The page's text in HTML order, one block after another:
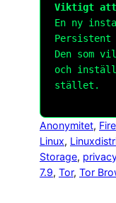
Viktigt att
En ny
Persistent
Den som
och
stället.
Anonymitet,
Linux,
Storage,
7.9, Tor, Tor